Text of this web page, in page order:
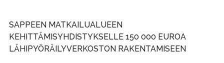
SAPPEEN MATKAILUALUEEN
KEHITTÄMISYHDISTYKSELLE 150 000 EUROA
LÄHIPYÖRÄILYVERKOSTON RAKENTAMISEEN